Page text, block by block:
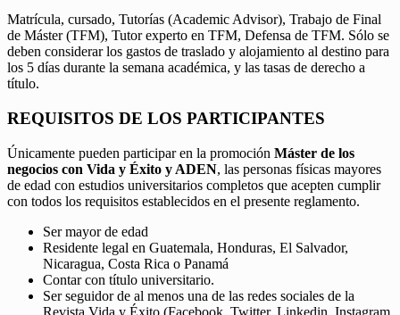
Matrícula, cursado, Tutorías (Academic Advisor), Trabajo de Final
de Máster (TFM), Tutor experto en TFM, Defensa de TFM. Sólo se
deben considerar los gastos de traslado y alojamiento al destino para
los 5 días durante la semana académica, y las tasas de derecho a
título.
REQUISITOS DE LOS PARTICIPANTES
Únicamente pueden participar en la promoción Máster de los
negocios con Vida y Éxito y ADEN, las personas físicas mayores
de edad con estudios universitarios completos que acepten cumplir
con todos los requisitos establecidos en el presente reglamento.
Ser mayor de edad
Residente legal en Guatemala, Honduras, El Salvador,
Nicaragua, Costa Rica o Panamá
Contar con título universitario.
Ser seguidor de al menos una de las redes sociales de la
Revista Vida y Éxito (Facebook, Twitter, Linkedin, Instagram